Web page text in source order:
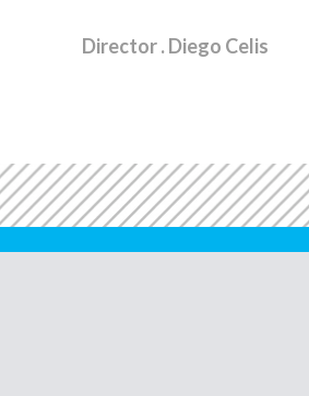
Director. Diego Celis